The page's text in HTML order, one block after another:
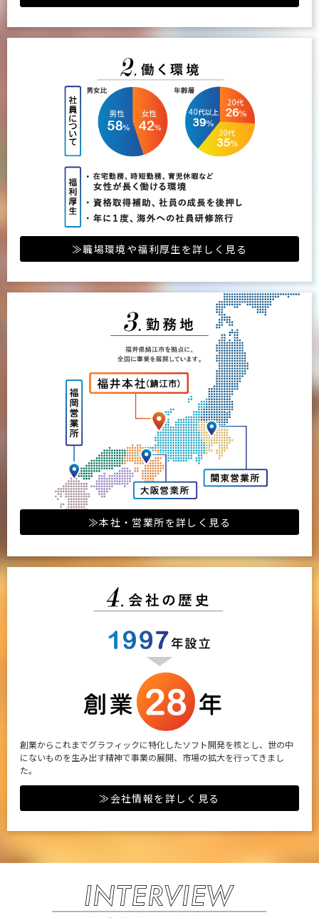
≫職場環境や福利厚生を詳しく見る
≫本社・営業所を詳しく見る
創業からこれまでグラフィックに特化したソフト開発を核とし、世の中
にないものを生み出す精神で事業の展開、市場の拡大を行ってきまし
た。
≫会社情報を詳しく見る